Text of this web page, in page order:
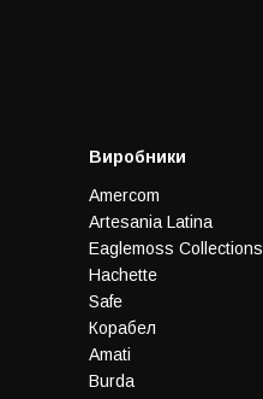
Виробники
Amercom
Artesania Latina
Eaglemoss Collections
Hachette
Safe
Корабел
Amati
Burda